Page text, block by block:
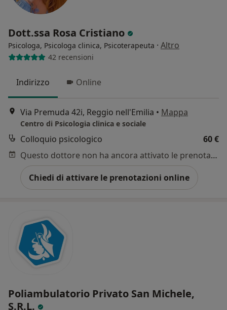
Dott.ssa Rosa Cristiano
Psicologa, Psicologa clinica, Psicoterapeuta · Altro
42 recensioni
Indirizzo Online
Via Premuda 42i, Reggio nell'Emilia • Mappa
Centro di Psicologia clinica e sociale
Colloquio psicologico
60 €
Questo dottore non ha ancora attivato le prenotazioni online presso questo indirizzo.
Chiedi di attivare le prenotazioni online
Poliambulatorio Privato San Michele,
S.R.L.